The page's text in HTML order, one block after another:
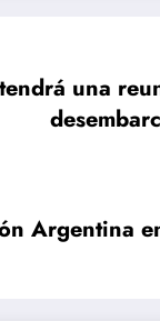
una
Argentina